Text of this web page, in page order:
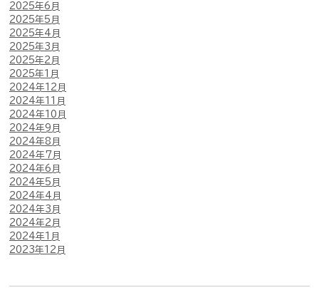
2025年6月
2025年5月
2025年4月
2025年3月
2025年2月
2025年1月
2024年12月
2024年11月
2024年10月
2024年9月
2024年8月
2024年7月
2024年6月
2024年5月
2024年4月
2024年3月
2024年2月
2024年1月
2023年12月